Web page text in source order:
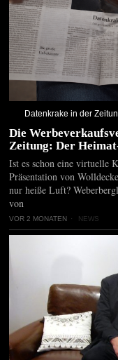
Datenkrake in der
Die
Zeitung: Der
Ist es schon eine virtuelle
Präsentation von
nur heiße Luft?
von
VOR 2 MONATEN NEWS